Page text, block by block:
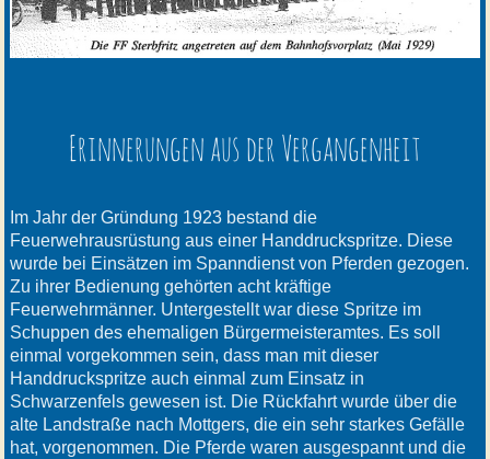
Erinnerungen aus der Vergangenheit
Im Jahr der Gründung 1923 bestand die
Feuerwehrausrüstung aus einer Handdruckspritze. Diese
wurde bei Einsätzen im Spanndienst von Pferden gezogen.
Zu ihrer Bedienung gehörten acht kräftige
Feuerwehrmänner. Untergestellt war diese Spritze im
Schuppen des ehemaligen Bürgermeisteramtes. Es soll
einmal vorgekommen sein, dass man mit dieser
Handdruckspritze auch einmal zum Einsatz in
Schwarzenfels gewesen ist. Die Rückfahrt wurde über die
alte Landstraße nach Mottgers, die ein sehr starkes Gefälle
hat, vorgenommen. Die Pferde waren ausgespannt und die